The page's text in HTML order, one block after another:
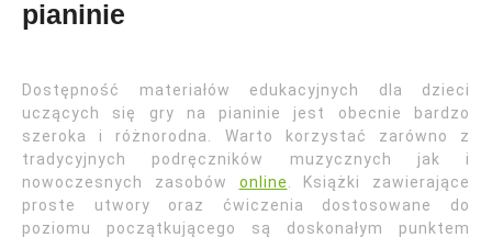
pianinie
Dostępność materiałów edukacyjnych dla dzieci
uczących się gry na pianinie jest obecnie bardzo
szeroka i różnorodna. Warto korzystać zarówno z
tradycyjnych podręczników muzycznych jak i
nowoczesnych zasobów online . Książki zawierające
proste utwory oraz ćwiczenia dostosowane do
poziomu początkującego są doskonałym punktem